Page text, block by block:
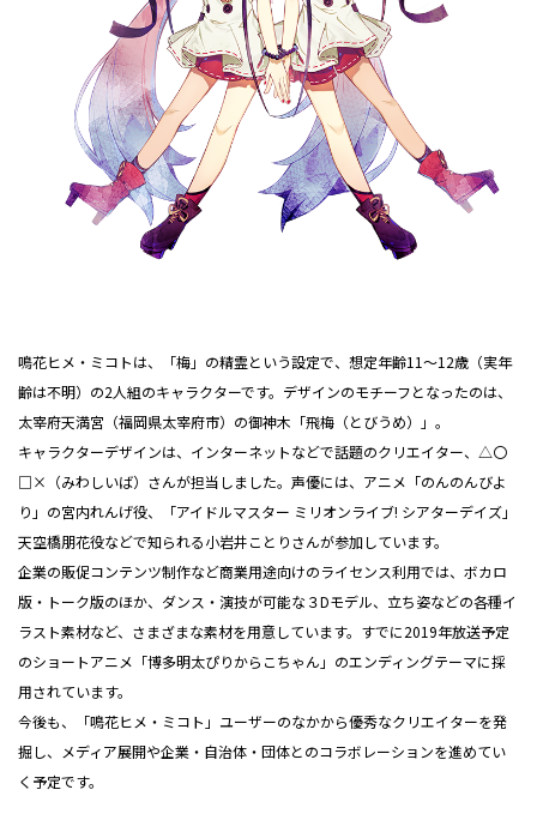
鳴花ヒメ・ミコトは、「梅」の精霊という設定で、想定年齢11～12歳（実年
齢は不明）の2人組のキャラクターです。デザインのモチーフとなったのは、
太宰府天満宮（福岡県太宰府市）の御神木「飛梅（とびうめ）」。
キャラクターデザインは、インターネットなどで話題のクリエイター、△〇
□×（みわしいば）さんが担当しました。声優には、アニメ「のんのんびよ
り」の宮内れんげ役、「アイドルマスター ミリオンライブ! シアターデイズ」
天空橋朋花役などで知られる小岩井ことりさんが参加しています。
企業の販促コンテンツ制作など商業用途向けのライセンス利用では、ボカロ
版・トーク版のほか、ダンス・演技が可能な３Dモデル、立ち姿などの各種イ
ラスト素材など、さまざまな素材を用意しています。すでに2019年放送予定
のショートアニメ「博多明太ぴりからこちゃん」のエンディングテーマに採
用されています。
今後も、「鳴花ヒメ・ミコト」ユーザーのなかから優秀なクリエイターを発
掘し、メディア展開や企業・自治体・団体とのコラボレーションを進めてい
く予定です。